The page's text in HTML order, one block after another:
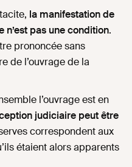
la manifestation de
n’est pas une condition.
prononcée sans
de l’ouvrage de la
l’ouvrage est en
judiciaire peut être
correspondent aux
étaient alors apparents